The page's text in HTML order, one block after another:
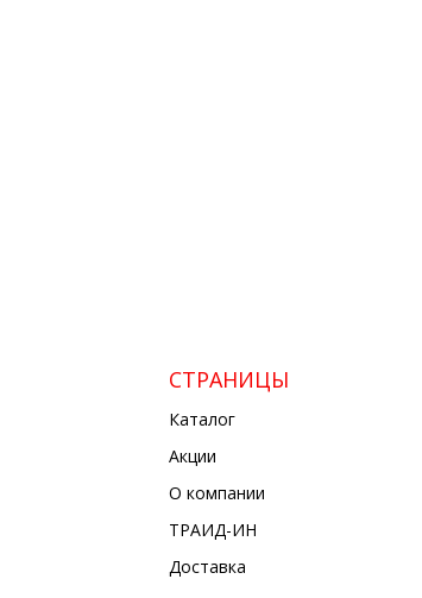
СТРАНИЦЫ
Каталог
Акции
О компании
ТРАИД-ИН
Доставка